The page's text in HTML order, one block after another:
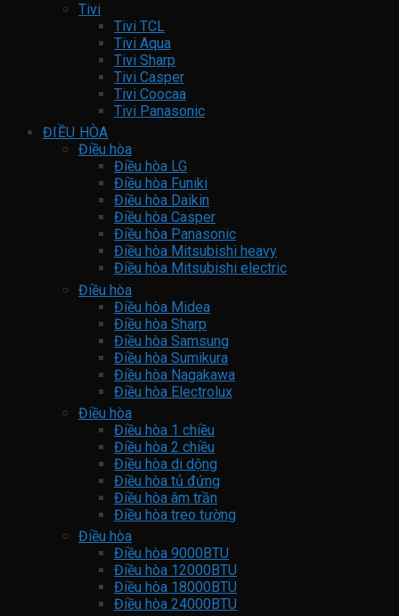
Tivi
Tivi TCL
Tivi Aqua
Tivi Sharp
Tivi Casper
Tivi Coocaa
Tivi Panasonic
ĐIỀU HÒA
Điều hòa
Điều hòa LG
Điều hòa Funiki
Điều hòa Daikin
Điều hòa Casper
Điều hòa Panasonic
Điều hòa Mitsubishi heavy
Điều hòa Mitsubishi electric
Điều hòa
Điều hòa Midea
Điều hòa Sharp
Điều hòa Samsung
Điều hòa Sumikura
Điều hòa Nagakawa
Điều hòa Electrolux
Điều hòa
Điều hòa 1 chiều
Điều hòa 2 chiều
Điều hòa di dộng
Điều hòa tủ đứng
Điều hòa âm trần
Điều hòa treo tường
Điều hòa
Điều hòa 9000BTU
Điều hòa 12000BTU
Điều hòa 18000BTU
Điều hòa 24000BTU